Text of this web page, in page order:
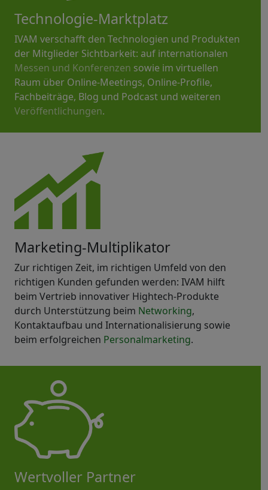
Technologie-Marktplatz
IVAM verschafft den Technologien und Produkten
der Mitglieder Sichtbarkeit: auf internationalen
Messen und Konferenzen sowie im virtuellen
Raum über Online-Meetings, Online-Profile,
Fachbeiträge, Blog und Podcast und weiteren
Veröffentlichungen.
Marketing-Multiplikator
Zur richtigen Zeit, im richtigen Umfeld von den
richtigen Kunden gefunden werden: IVAM hilft
beim Vertrieb innovativer Hightech-Produkte
durch Unterstützung beim Networking,
Kontaktaufbau und Internationalisierung sowie
beim erfolgreichen Personalmarketing.
Wertvoller Partner